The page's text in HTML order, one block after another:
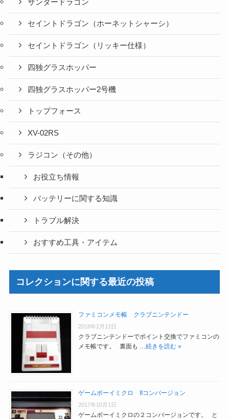
サンダードラゴン
セイントドラゴン（ホーネットシャーシ）
セイントドラゴン（リッキー仕様）
四独グラスホッパー
四独グラスホッパー2号機
トップフォース
XV-02RS
ラジコン（その他）
お役立ち情報
バッテリーに関する知識
トラブル解決
おすすめ工具・アイテム
コレクションに関する最近の投稿
ファミコンメモ帳 クラブニンテンドー
2018年2月12日
クラブニンテンドーでポイント交換でファミコンの
メモ帳です。 裏面も … 続きを読む »
ゲームボーイミクロ IIコンバージョン
2017年10月1日
ゲームボーイミクロの２コンバージョンです。 と